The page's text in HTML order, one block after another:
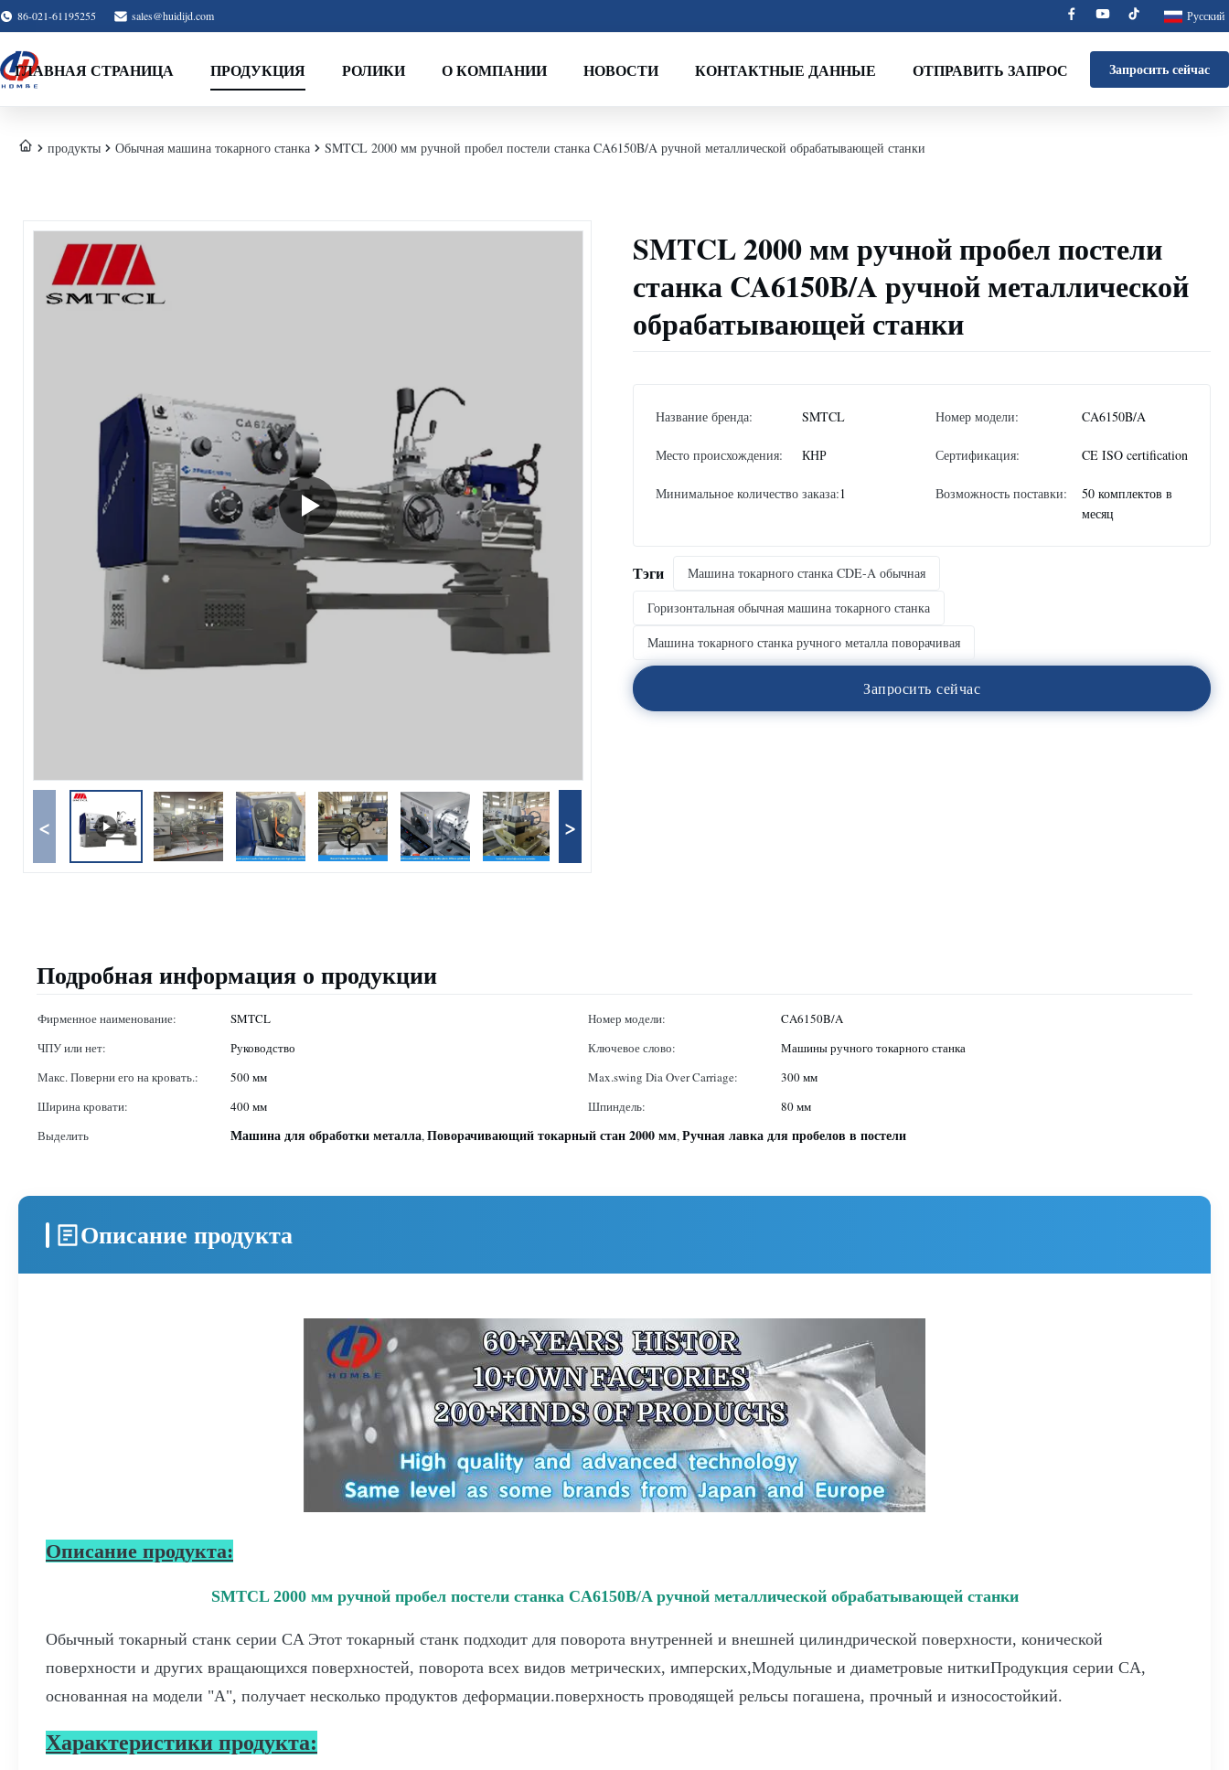
86-021-61195255 sales@huidijd.com Русский
ГЛАВНАЯ СТРАНИЦА ПРОДУКЦИЯ РОЛИКИ О КОМПАНИИ НОВОСТИ КОНТАКТНЫЕ ДАННЫЕ ОТПРАВИТЬ ЗАПРОС Запросить сейчас
продукты Обычная машина токарного станка SMTCL 2000 мм ручной пробел постели станка CA6150B/A ручной металлической обрабатывающей станки
< >
SMTCL 2000 мм ручной пробел постели
станка CA6150B/A ручной металлической
обрабатывающей станки
Название бренда: SMTCL Номер модели: CA6150B/A
Место происхождения: КНР Сертификация: CE ISO certification
Минимальное количество заказа:1 Возможность поставки:
50 комплектов в
месяц
Тэги
Машина токарного станка CDE-A обычная
Горизонтальная обычная машина токарного станка
Машина токарного станка ручного металла поворачивая
Запросить сейчас
Подробная информация о продукции
Фирменное наименование: SMTCL Номер модели:
CA6150B/A
ЧПУ или нет:
Руководство Ключевое слово:
Машины ручного токарного станка
Макс. Поверни его на кровать.:
500 мм Max.swing Dia Over Carriage:
300 мм
Ширина кровати:
400 мм Шпиндель:
80 мм
Выделить
Машина для обработки металла,Поворачивающий токарный стан 2000 мм,Ручная лавка для пробелов в постели
Описание продукта
Описание продукта:
SMTCL 2000 мм ручной пробел постели станка CA6150B/A ручной металлической обрабатывающей станки
Обычный токарный станк серии CA Этот токарный станк подходит для поворота внутренней и внешней цилиндрической поверхности, конической
поверхности и других вращающихся поверхностей, поворота всех видов метрических, имперских,Модульные и диаметровые ниткиПродукция серии CA,
основанная на модели "А", получает несколько продуктов деформации.поверхность проводящей рельсы погашена, прочный и износостойкий.
Характеристики продукта: